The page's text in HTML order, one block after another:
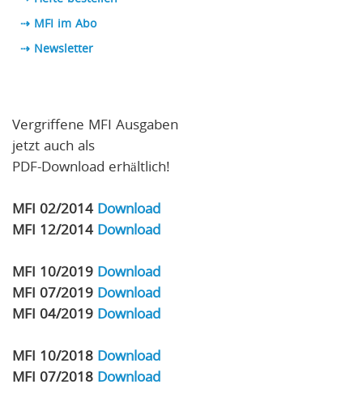
⇢ MFI im Abo
⇢ Newsletter
Vergriffene MFI Ausgaben
jetzt auch als
PDF-Download erhältlich!
MFI 02/2014 Download
MFI 12/2014 Download
MFI 10/2019 Download
MFI 07/2019 Download
MFI 04/2019 Download
MFI 10/2018 Download
MFI 07/2018 Download